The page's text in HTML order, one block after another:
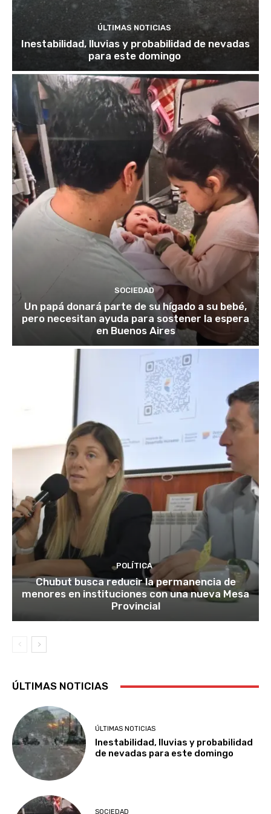
ÚLTIMAS NOTICIAS
Inestabilidad, lluvias y probabilidad de nevadas
para este domingo
SOCIEDAD
Un papá donará parte de su hígado a su bebé,
pero necesitan ayuda para sostener la espera
en Buenos Aires
POLÍTICA
Chubut busca reducir la permanencia de
menores en instituciones con una nueva Mesa
Provincial
ÚLTIMAS NOTICIAS
ÚLTIMAS NOTICIAS
Inestabilidad, lluvias y probabilidad
de nevadas para este domingo
SOCIEDAD